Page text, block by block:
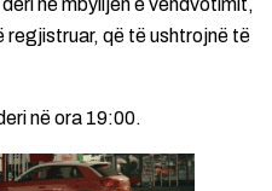
në mbylljen e vendvotimit,
që të ushtrojnë të
në ora 19:00.